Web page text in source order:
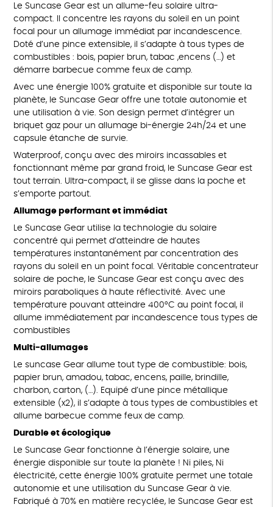
Le Suncase Gear est un allume-feu solaire ultra-
compact. Il concentre les rayons du soleil en un point
focal pour un allumage immédiat par incandescence.
Doté d’une pince extensible, il s’adapte à tous types de
combustibles : bois, papier brun, tabac ,encens (…) et
démarre barbecue comme feux de camp.
Avec une énergie 100% gratuite et disponible sur toute la
planète, le Suncase Gear offre une totale autonomie et
une utilisation à vie. Son design permet d’intégrer un
briquet gaz pour un allumage bi-énergie 24h/24 et une
capsule étanche de survie.
Waterproof, conçu avec des miroirs incassables et
fonctionnant même par grand froid, le Suncase Gear est
tout terrain. Ultra-compact, il se glisse dans la poche et
s’emporte partout.
Allumage performant et immédiat
Le Suncase Gear utilise la technologie du solaire
concentré qui permet d’atteindre de hautes
températures instantanément par concentration des
rayons du soleil en un point focal. Véritable concentrateur
solaire de poche, le Suncase Gear est conçu avec des
miroirs paraboliques à haute réflectivité. Avec une
température pouvant atteindre 400°C au point focal, il
allume immédiatement par incandescence tous types de
combustibles
Multi-allumages
Le suncase Gear allume tout type de combustible: bois,
papier brun, amadou, tabac, encens, paille, brindille,
charbon, carton, (…). Equipé d’une pince métallique
extensible (x2), il s’adapte à tous types de combustibles et
allume barbecue comme feux de camp.
Durable et écologique
Le Suncase Gear fonctionne à l’énergie solaire, une
énergie disponible sur toute la planète ! Ni piles, Ni
électricité, cette énergie 100% gratuite permet une totale
autonomie et une utilisation du Suncase Gear à vie.
Fabriqué à 70% en matière recyclée, le Suncase Gear est